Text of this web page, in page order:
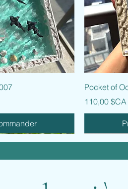
rapide
Pocket of
Prix
110,00 $CA